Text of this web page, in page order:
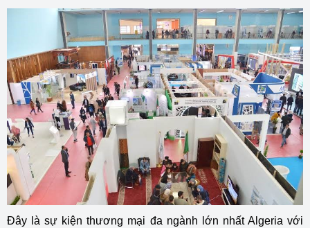
Đây là sự kiện thương mại đa ngành lớn nhất Algeria với